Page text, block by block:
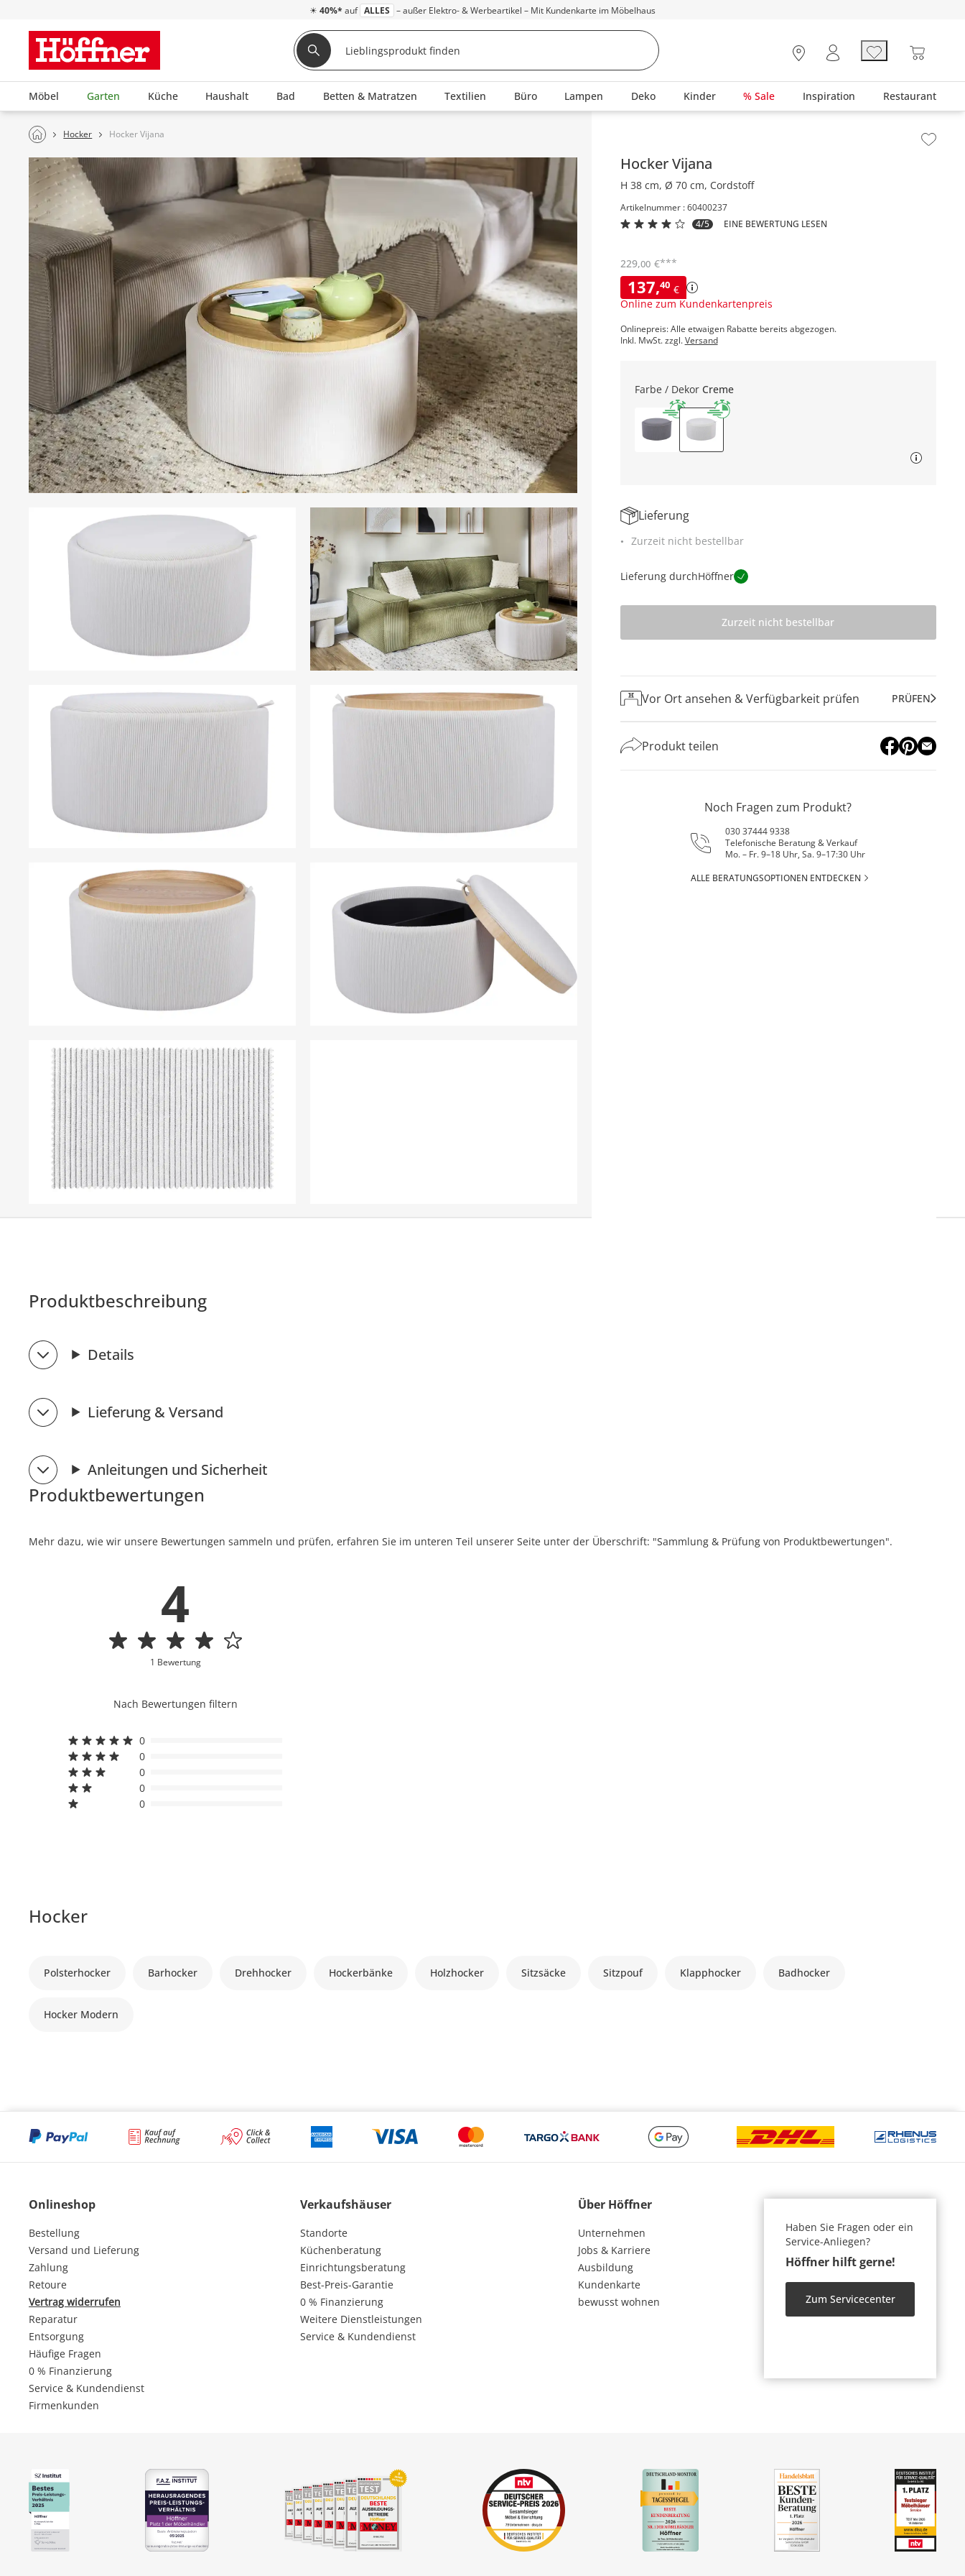
☀ 40%* auf ALLES – außer Elektro- & Werbeartikel – Mit Kundenkarte im Möbelhaus
Möbel Garten Küche Haushalt Bad Betten & Matratzen Textilien Büro Lampen Deko Kinder % Sale Inspiration Restaurant
Hocker Hocker Vijana
HockerVijana
H 38 cm, Ø 70 cm, Cordstoff
Artikelnummer : 60400237
4/5
EINE BEWERTUNG LESEN
137,40 €
Online zum Kundenkartenpreis
229,00 €***
Onlinepreis: Alle etwaigen Rabatte bereits abgezogen.
Inkl. MwSt. zzgl.Versand
Farbe / Dekor Creme
Lieferung
Zurzeit nicht bestellbar
Lieferung durchHöffner
Zurzeit nicht bestellbar
Vor Ort ansehen & Verfügbarkeit prüfen PRÜFEN
Produkt teilen
Noch Fragen zum Produkt?
030 37444 9338
Telefonische Beratung & Verkauf
Mo. – Fr. 9–18 Uhr, Sa. 9–17:30 Uhr
ALLE BERATUNGSOPTIONEN ENTDECKEN
Produktbeschreibung
Details
Lieferung & Versand
Anleitungen und Sicherheit
Produktbewertungen
Mehr dazu, wie wir unsere Bewertungen sammeln und prüfen, erfahren Sie im unteren Teil unserer Seite unter der Überschrift: "Sammlung & Prüfung von Produktbewertungen".
4
1 Bewertung
Nach Bewertungen filtern
0
0
0
0
0
Hocker
Polsterhocker Barhocker Drehhocker Hockerbänke Holzhocker Sitzsäcke Sitzpouf Klapphocker Badhocker
Hocker Modern
Onlineshop
Bestellung
Versand und Lieferung
Zahlung
Retoure
Vertrag widerrufen
Reparatur
Entsorgung
Häufige Fragen
0 % Finanzierung
Service & Kundendienst
Firmenkunden
Verkaufshäuser
Standorte
Küchenberatung
Einrichtungsberatung
Best-Preis-Garantie
0 % Finanzierung
Weitere Dienstleistungen
Service & Kundendienst
Über Höffner
Unternehmen
Jobs & Karriere
Ausbildung
Kundenkarte
bewusst wohnen
Haben Sie Fragen oder ein
Service-Anliegen?
Höffner hilft gerne!
Zum Servicecenter